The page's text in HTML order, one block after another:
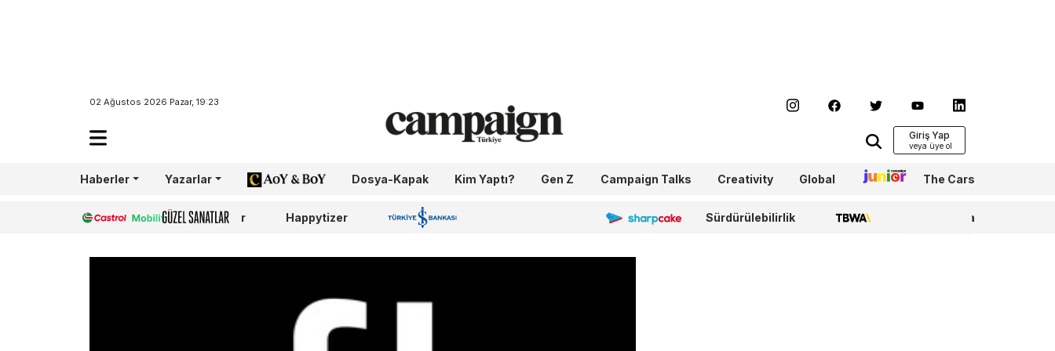
02 Ağustos 2026 Pazar, 19:23
Giriş Yap
Haberler Yazarlar AoY/BoY Dosya-Kapak Kim Yaptı? Gen Z Campaign Talks Creativity Global Junior The Cars
Castrol Güzel Sanatlar Happytizer İş Bankası 100.Yıl Sharpcake Sürdürülebilirlik TBWA WPP Media